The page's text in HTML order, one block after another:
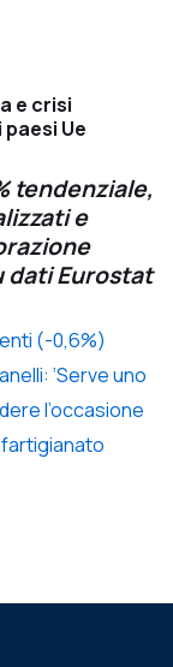
e crisi
Ue
tendenziale,
e
dati Eurostat
(-0,6%)
‘Serve uno
l’occasione